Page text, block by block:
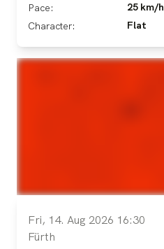
Pace:
25 km/h
Character:
Flat
Fri, 14. Aug 2026 16:30
Fürth